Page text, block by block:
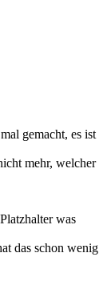
gemacht, es ist
mehr, welcher
was
das schon wenig